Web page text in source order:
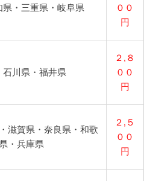
県・三重県・岐阜県
００
円
石川県・福井県
２,８
００
円
滋賀県・奈良県・和歌
・兵庫県
２,５
００
円